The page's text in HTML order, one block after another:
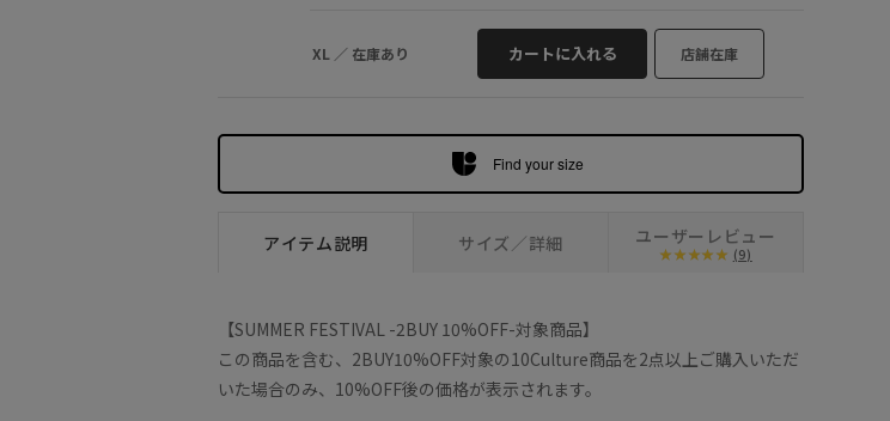
XL ／ 在庫あり カートに入れる 店舗在庫
Find your size
アイテム説明 サイズ／詳細 ユーザーレビュー
(9)
【SUMMER FESTIVAL -2BUY 10%OFF-対象商品】
この商品を含む、2BUY10%OFF対象の10Culture商品を2点以上ご購入いただ
いた場合のみ、10%OFF後の価格が表示されます。